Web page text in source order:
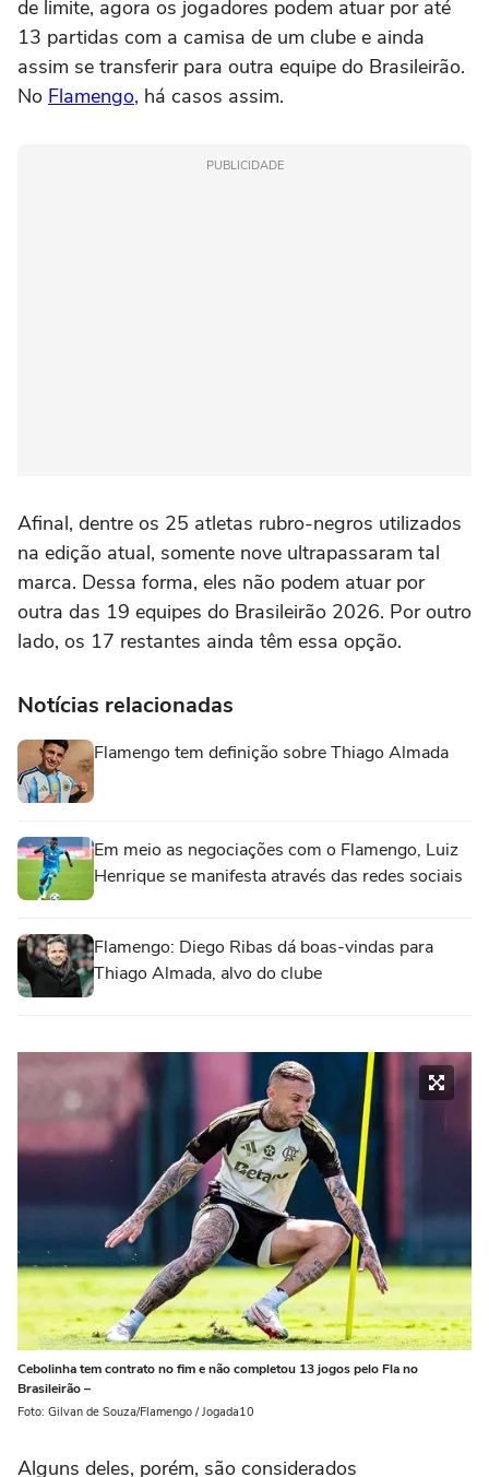
de limite, agora os jogadores podem atuar por até
13 partidas com a camisa de um clube e ainda
assim se transferir para outra equipe do Brasileirão.
No Flamengo, há casos assim.
PUBLICIDADE
Afinal, dentre os 25 atletas rubro-negros utilizados
na edição atual, somente nove ultrapassaram tal
marca. Dessa forma, eles não podem atuar por
outra das 19 equipes do Brasileirão 2026. Por outro
lado, os 17 restantes ainda têm essa opção.
Notícias relacionadas
Flamengo tem definição sobre Thiago Almada
Em meio as negociações com o Flamengo, Luiz
Henrique se manifesta através das redes sociais
Flamengo: Diego Ribas dá boas-vindas para
Thiago Almada, alvo do clube
Cebolinha tem contrato no fim e não completou 13 jogos pelo Fla no
Brasileirão –
Foto: Gilvan de Souza/Flamengo / Jogada10
Alguns deles, porém, são considerados